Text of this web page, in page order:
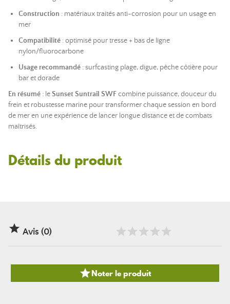
Construction : matériaux traités anti-corrosion pour un usage en
mer
Compatibilité : optimisé pour tresse + bas de ligne
nylon/fluorocarbone
Usage recommandé : surfcasting plage, digue, pêche côtière pour
bar et dorade
En résumé : leSunset Suntrail SWFcombine puissance, douceur du
frein et robustesse marine pour transformer chaque session en bord
de mer en une expérience de lancer longue distance et de combats
maîtrisés.
Détails du produit
 Avis (0)
Noter le produit